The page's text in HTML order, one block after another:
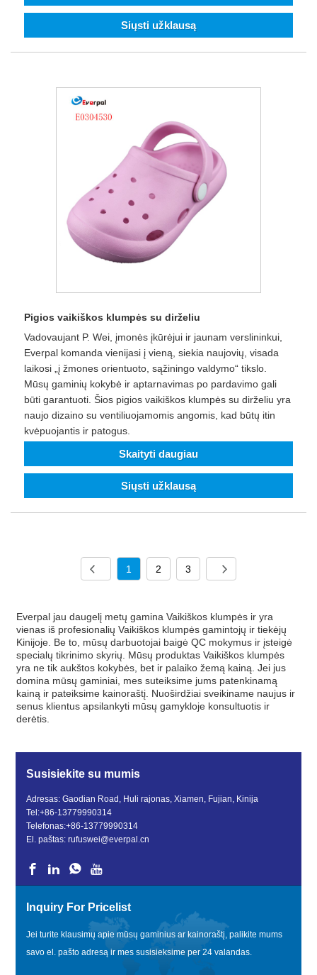
Siųsti užklausą
Pigios vaikiškos klumpės su dirželiu
Vadovaujant P. Wei, įmonės įkūrėjui ir jaunam verslininkui,
Everpal komanda vienijasi į vieną, siekia naujovių, visada
laikosi „į žmones orientuoto, sąžiningo valdymo“ tikslo.
Mūsų gaminių kokybė ir aptarnavimas po pardavimo gali
būti garantuoti. Šios pigios vaikiškos klumpės su dirželiu yra
naujo dizaino su ventiliuojamomis angomis, kad būtų itin
kvėpuojantis ir patogus.
Skaityti daugiau
Siųsti užklausą
1 2 3
Everpal jau daugelį metų gamina Vaikiškos klumpės ir yra
vienas iš profesionalių Vaikiškos klumpės gamintojų ir tiekėjų
Kinijoje. Be to, mūsų darbuotojai baigė QC mokymus ir įsteigė
specialų tikrinimo skyrių. Mūsų produktas Vaikiškos klumpės
yra ne tik aukštos kokybės, bet ir palaiko žemą kainą. Jei jus
domina mūsų gaminiai, mes suteiksime jums patenkinamą
kainą ir pateiksime kainoraštį. Nuoširdžiai sveikiname naujus ir
senus klientus apsilankyti mūsų gamykloje konsultuotis ir
derėtis.
Susisiekite su mumis
Adresas: Gaodian Road, Huli rajonas, Xiamen, Fujian, Kinija
Tel:+86-13779990314
Telefonas:+86-13779990314
El. paštas:rufuswei@everpal.cn
Inquiry For Pricelist
Jei turite klausimų apie mūsų gaminius ar kainoraštį, palikite mums
savo el. pašto adresą ir mes susisieksime per 24 valandas.